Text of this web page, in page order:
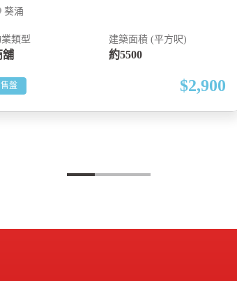
葵涌
類型
舖
建築面積 (平方呎)
約5500
售盤 $2,900